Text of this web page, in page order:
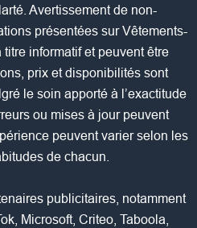
Avertissement de non-
présentées sur Vêtements-
informatif et peuvent être
prix et disponibilités sont
le soin apporté à l’exactitude
ou mises à jour peuvent
peuvent varier selon les
de chacun.
publicitaires, notamment
Microsoft, Criteo, Taboola,